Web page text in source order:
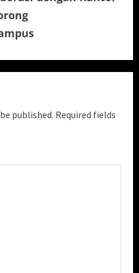
published. Required fields